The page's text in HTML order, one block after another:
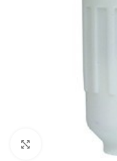
Click to enlarge